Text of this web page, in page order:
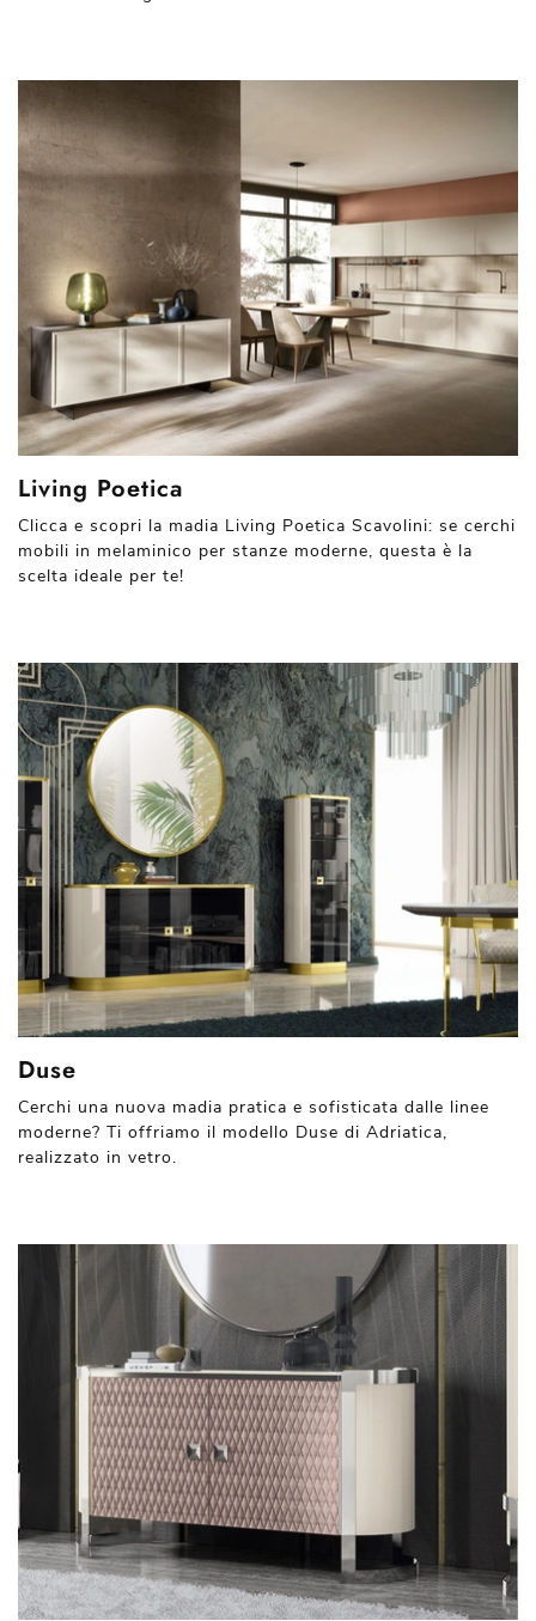
Living Poetica
Clicca e scopri la madia Living Poetica Scavolini: se cerchi
mobili in melaminico per stanze moderne, questa è la
scelta ideale per te!
Duse
Cerchi una nuova madia pratica e sofisticata dalle linee
moderne? Ti offriamo il modello Duse di Adriatica,
realizzato in vetro.